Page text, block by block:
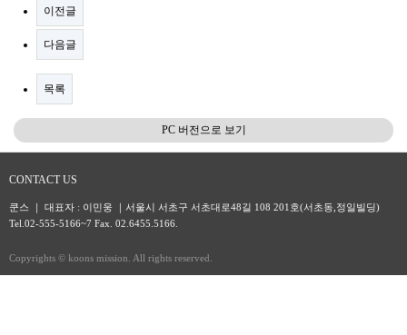
이전글
다음글
목록
PC 버전으로 보기
CONTACT US
쿤스 ｜ 대표자 : 이민웅 ｜서울시 서초구 서초대로48길 108 201호(서초동,정일빌딩)
Tel.02-555-5166~7 Fax. 02.6455.5166.
Copyrights © koons mission. All rights reserved.